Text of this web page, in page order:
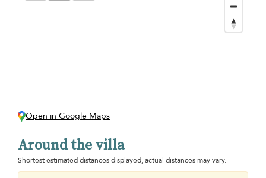
Open in Google Maps
Around the villa
Shortest estimated distances displayed, actual distances may vary.